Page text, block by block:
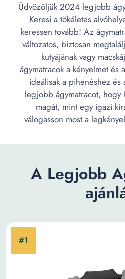
Üdvözöljük 2024 legjobb
Keresi a tökéletes
keressen tovább! Az
változatos, biztosan
kutyájának vagy
ágymatracok a kényelmet és
ideálisak a pihenéshez és
legjobb ágymatracot, hogy
magát, mint egy igazi
válogasson most a
A Legjobb